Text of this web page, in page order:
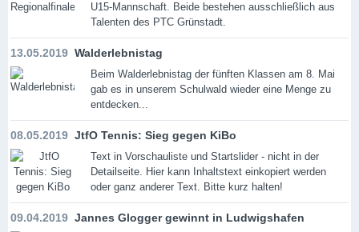
U15-Mannschaft. Beide bestehen ausschließlich aus
Talenten des PTC Grünstadt.
13.05.2019 Walderlebnistag
Beim Walderlebnistag der fünften Klassen am 8. Mai
gab es in unserem Schulwald wieder eine Menge zu
entdecken...
08.05.2019 JtfO Tennis: Sieg gegen KiBo
Text in Vorschauliste und Startslider - nicht in der
Detailseite. Hier kann Inhaltstext einkopiert werden
oder ganz anderer Text. Bitte kurz halten!
09.04.2019 Jannes Glogger gewinnt in Ludwigshafen